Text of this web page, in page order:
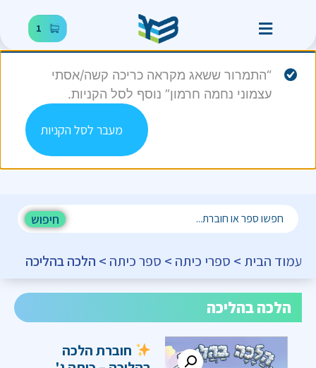
1
“התמרור ששאג מקראה כריכה קשה/אסתי
עצמוני נחמה חרמון” נוסף לסל הקניות.
מעבר לסל הקניות
חיפוש
עמוד הבית > ספרי כיתה > ספר כיתה > הלכה בהליכה
הלכה בהליכה
חוברת הלכה